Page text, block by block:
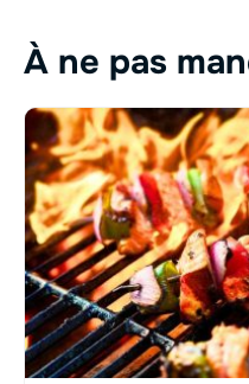
À ne pas